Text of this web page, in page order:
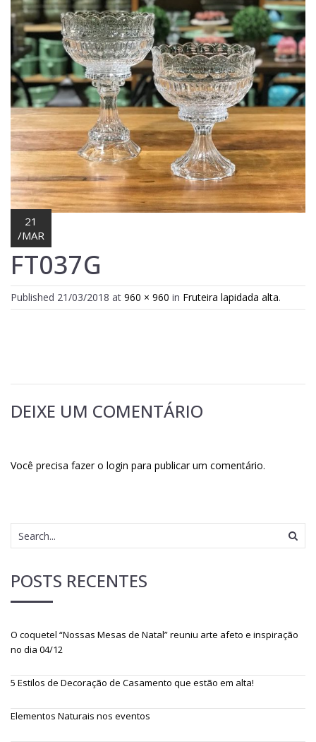
Lost Password
Cadastrar Conta
21
/MAR
FT037G
Published 21/03/2018 at 960 × 960 in Fruteira lapidada alta.
DEIXE UM COMENTÁRIO
Você precisa fazer o login para publicar um comentário.
POSTS RECENTES
O coquetel “Nossas Mesas de Natal” reuniu arte afeto e inspiração
no dia 04/12
5 Estilos de Decoração de Casamento que estão em alta!
Elementos Naturais nos eventos